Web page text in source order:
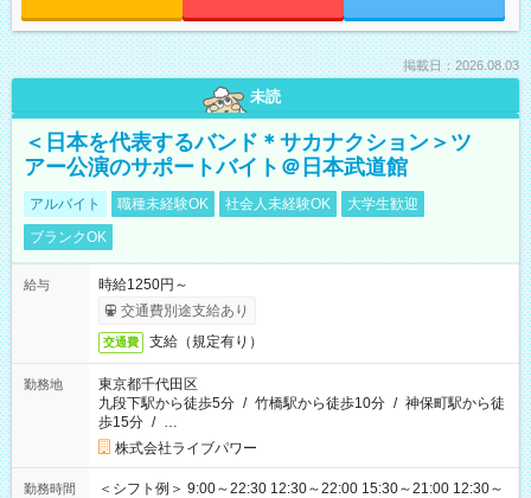
掲載日：2026.08.03
未読
＜日本を代表するバンド＊サカナクション＞ツ
アー公演のサポートバイト＠日本武道館
アルバイト 職種未経験OK 社会人未経験OK
大学生歓迎
ブランクOK
給与
時給1250円～
交通費別途支給あり
交通費 支給（規定有り）
勤務地
東京都千代田区
九段下駅から徒歩5分 / 竹橋駅から徒歩10分 / 神保町駅から徒
歩15分 / …
株式会社ライブパワー
勤務時間
＜シフト例＞ 9:00～22:30 12:30～22:00 15:30～21:00 12:30～